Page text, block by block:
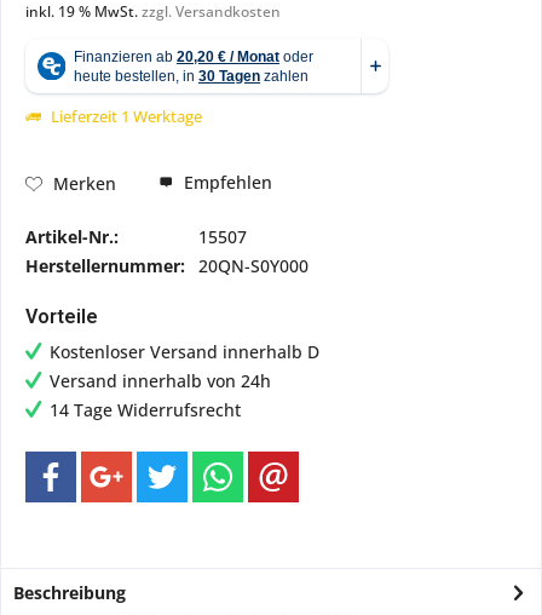
inkl. 19 % MwSt.zzgl. Versandkosten
Lieferzeit 1 Werktage
Merken Empfehlen
Artikel-Nr.:
15507
Herstellernummer: 20QN-S0Y000
Vorteile
Kostenloser Versand innerhalb D
Versand innerhalb von 24h
14 Tage Widerrufsrecht
Beschreibung